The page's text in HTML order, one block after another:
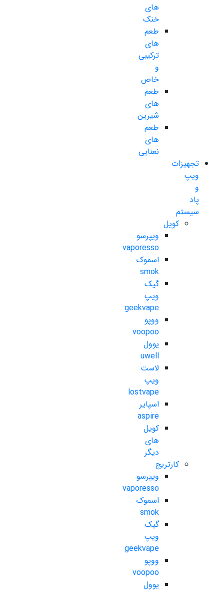
های
خنک
طعم
های
ترکیبی
و
خاص
طعم
های
شیرین
طعم
های
نعنایی
تجهیزات
ویپ
و
پاد
سیستم
کویل
ویپرسو
vaporesso
اسموک
smok
گیک
ویپ
geekvape
ووپو
voopoo
یوول
uwell
لاست
ویپ
lostvape
اسپایر
aspire
کویل
های
دیگر
کارتریج
ویپرسو
vaporesso
اسموک
smok
گیک
ویپ
geekvape
ووپو
voopoo
یوول